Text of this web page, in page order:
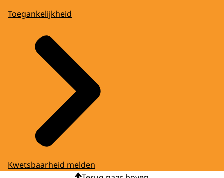
Toegankelijkheid
Kwetsbaarheid melden